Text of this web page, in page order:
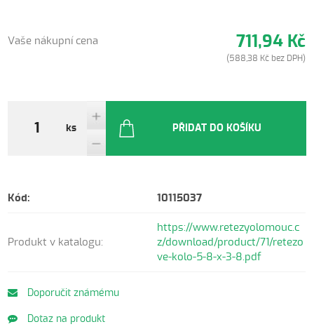
Vaše nákupní cena 711,94 Kč
(588,38 Kč bez DPH)
ks PŘIDAT DO KOŠÍKU
Kód: 10115037
Produkt v katalogu:
https://www.retezyolomouc.c
z/download/product/71/retezo
ve-kolo-5-8-x-3-8.pdf
Doporučit známému
Dotaz na produkt